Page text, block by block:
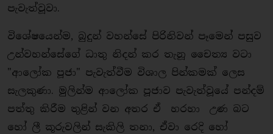
පැවැත්වූවා.
​විශේෂයෙන්ම, බුදුන් වහන්සේ පිරිනිවන් පෑමෙන් පසුව
උන්වහන්සේගේ ධාතු නිදන් කර තැනූ චෛත්‍ය වටා
"ආලෝක පූජා" පැවැත්වීම විශාල පින්කමක් ලෙස
සැලකුණා. මුලින්ම ආලෝක පූජාව පැවැත්වූයේ පන්දම්
පත්තු කිරීම තුළින් වන අතර ඒ හරහා උණ බට
හෝ ලී කූරුවලින් සැකිලි තනා, ඒවා රෙදි හෝ